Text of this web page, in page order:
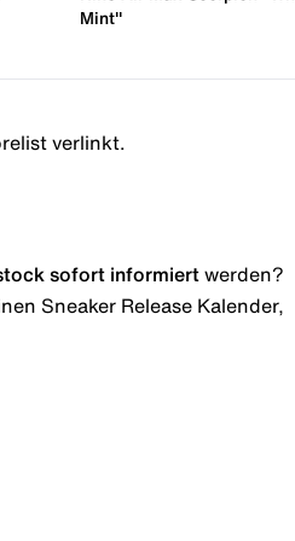
Mint"
verlinkt.
sofort informiert werden?
Sneaker Release Kalender,